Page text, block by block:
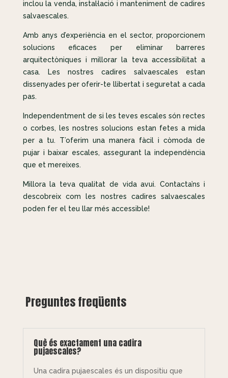
inclou la venda, instal·lació i manteniment de cadires
salvaescales.
Amb anys d’experiència en el sector, proporcionem
solucions eficaces per eliminar barreres
arquitectòniques i millorar la teva accessibilitat a
casa. Les nostres cadires salvaescales estan
dissenyades per oferir-te llibertat i seguretat a cada
pas.
Independentment de si les teves escales són rectes
o corbes, les nostres solucions estan fetes a mida
per a tu. T’oferim una manera fàcil i còmoda de
pujar i baixar escales, assegurant la independència
que et mereixes.
Millora la teva qualitat de vida avui. Contacta’ns i
descobreix com les nostres cadires salvaescales
poden fer el teu llar més accessible!
Preguntes freqüents
Què és exactament una cadira
pujaescales?
Una cadira pujaescales és un dispositiu que